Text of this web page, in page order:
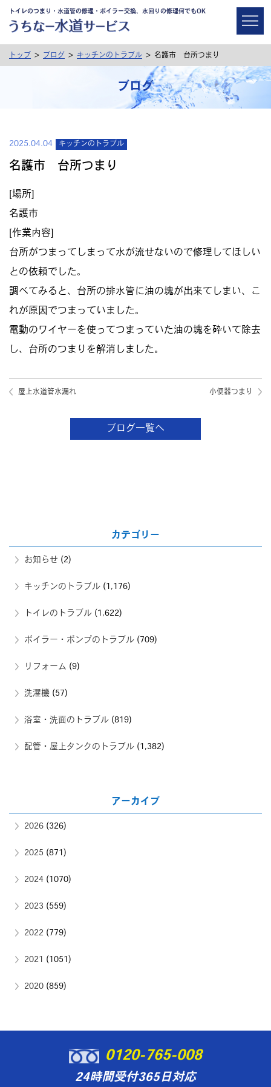
トイレのつまり・水道管の修理・ボイラー交換、水回りの修理何でもOK
トップ > ブログ > キッチンのトラブル > 名護市 台所つまり
ブログ
2025.04.04 キッチンのトラブル
名護市 台所つまり
[場所]
名護市
[作業内容]
台所がつまってしまって水が流せないので修理してほしい
との依頼でした。
調べてみると、台所の排水管に油の塊が出来てしまい、こ
れが原因でつまっていました。
電動のワイヤーを使ってつまっていた油の塊を砕いて除去
し、台所のつまりを解消しました。
屋上水道管水漏れ 小便器つまり
ブログ一覧へ
カテゴリー
お知らせ (2)
キッチンのトラブル (1,176)
トイレのトラブル (1,622)
ボイラー・ポンプのトラブル (709)
リフォーム (9)
洗濯機 (57)
浴室・洗面のトラブル (819)
配管・屋上タンクのトラブル (1,382)
アーカイブ
2026 (326)
2025 (871)
2024 (1070)
2023 (559)
2022 (779)
2021 (1051)
2020 (859)
0120-765-008
24時間受付365日対応